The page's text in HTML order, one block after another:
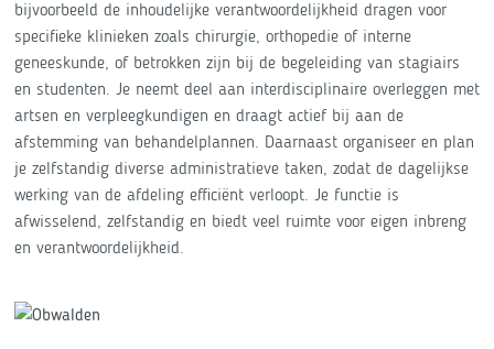
bijvoorbeeld de inhoudelijke verantwoordelijkheid dragen voor
specifieke klinieken zoals chirurgie, orthopedie of interne
geneeskunde, of betrokken zijn bij de begeleiding van stagiairs
en studenten. Je neemt deel aan interdisciplinaire overleggen met
artsen en verpleegkundigen en draagt actief bij aan de
afstemming van behandelplannen. Daarnaast organiseer en plan
je zelfstandig diverse administratieve taken, zodat de dagelijkse
werking van de afdeling efficiënt verloopt. Je functie is
afwisselend, zelfstandig en biedt veel ruimte voor eigen inbreng
en verantwoordelijkheid.